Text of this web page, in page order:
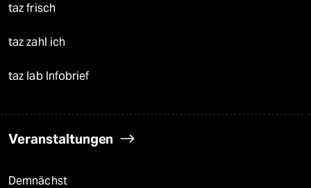
taz frisch
taz zahl ich
taz lab Infobrief
Veranstaltungen
Demnächst